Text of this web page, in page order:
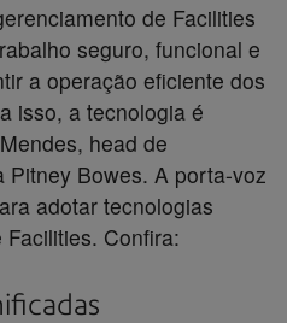
de Facilities
seguro, funcional e
a operação eficiente dos
isso, a tecnologia é
head de
Bowes. A porta-voz
adotar tecnologias
Confira: